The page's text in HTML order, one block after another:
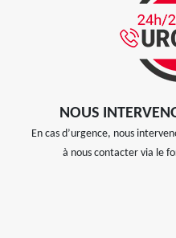
NOUS
En cas d’urgence, nous
à nous contacter via le